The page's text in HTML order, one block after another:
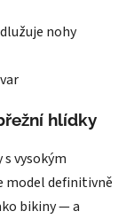
nohy
hlídky
vysokým
model definitivně
bikiny — a